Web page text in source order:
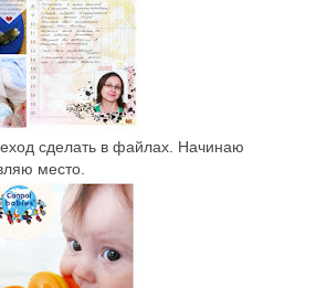
сделать в файлах. Начинаю
место.